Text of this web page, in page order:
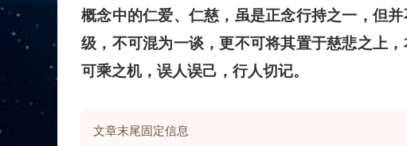
概念中的仁爱、仁慈，虽是正念行持之一，但
级，不可混为一谈，更不可将其置于慈悲之上
可乘之机，误人误己，行人切记。
文章末尾固定信息